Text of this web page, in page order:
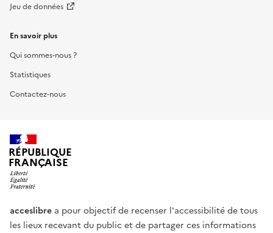
Jeu de données
En savoir plus
Qui sommes-nous ?
Statistiques
Contactez-nous
RÉPUBLIQUE
FRANÇAISE
acceslibre a pour objectif de recenser l'accessibilité de tous
les lieux recevant du public et de partager ces informations